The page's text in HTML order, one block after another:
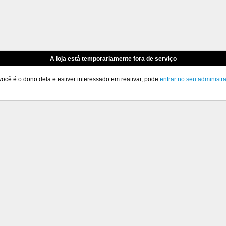
A loja está temporariamente fora de serviço
é o dono dela e estiver interessado em reativar, pode entrar no seu